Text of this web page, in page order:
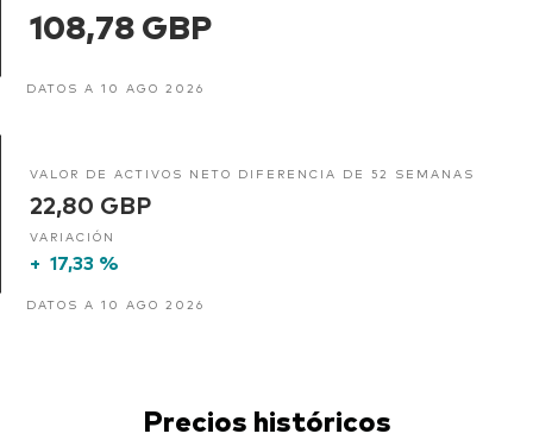
108,78 GBP
DATOS A 10 AGO 2026
VALOR DE ACTIVOS NETO DIFERENCIA DE 52 SEMANAS
22,80 GBP
VARIACIÓN
+ 17,33 %
DATOS A 10 AGO 2026
Precios históricos